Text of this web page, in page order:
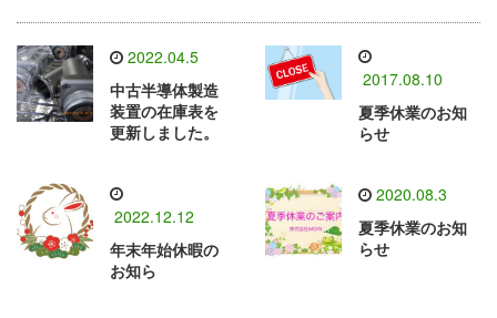
2022.04.5
中古半導体製造
装置の在庫表を
更新しました。
2017.08.10
夏季休業のお知
らせ
2022.12.12
年末年始休暇の
お知ら
2020.08.3
夏季休業のお知
らせ